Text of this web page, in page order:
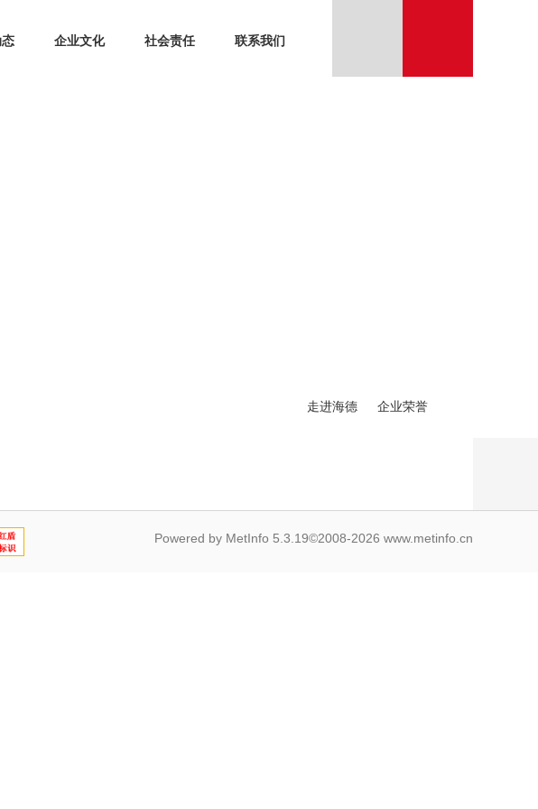
企业文化 社会责任 联系我们
走进海德 企业荣誉
Powered by MetInfo 5.3.19©2008-2026 www.metinfo.cn